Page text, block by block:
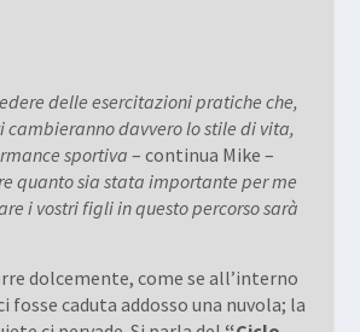
delle esercitazioni pratiche che,
cambieranno davvero lo stile di vita,
sportiva – continua Mike –
quanto sia stata importante per me
i vostri figli in questo percorso sarà
dolcemente, come se all’interno
fosse caduta addosso una nuvola; la